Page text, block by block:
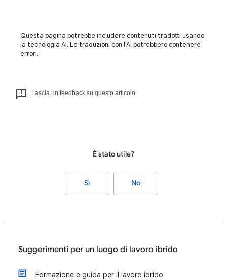
Questa pagina potrebbe includere contenuti tradotti usando
la tecnologia AI. Le traduzioni con l'AI potrebbero contenere
errori.
Lascia un feedback su questo articolo
È stato utile?
Sì No
Suggerimenti per un luogo di lavoro ibrido
Formazione e guida per il lavoro ibrido